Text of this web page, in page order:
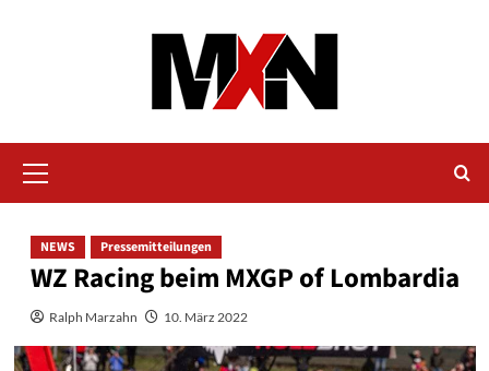
Menü
NEWS Pressemitteilungen
WZ Racing beim MXGP of Lombardia
Ralph Marzahn 10. März 2022